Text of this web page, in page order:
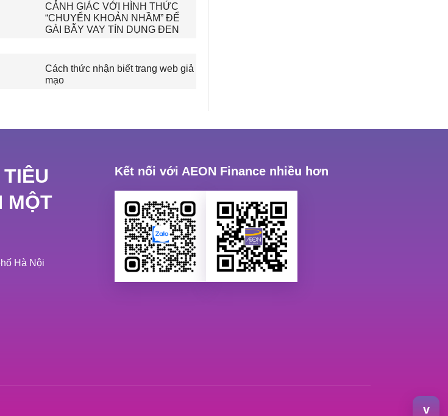
CẢNH GIÁC VỚI HÌNH THỨC
“CHUYỂN KHOẢN NHẦM” ĐỂ
GÀI BẪY VAY TÍN DỤNG ĐEN
Cách thức nhận biết trang web giả
mạo
v
MỘT
Hà Nội
Kết nối với AEON Finance nhiều hơn